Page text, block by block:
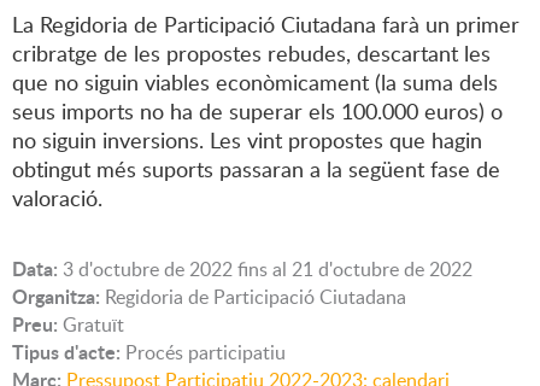
La Regidoria de Participació Ciutadana farà un primer
cribratge de les propostes rebudes, descartant les
que no siguin viables econòmicament (la suma dels
seus imports no ha de superar els 100.000 euros) o
no siguin inversions. Les vint propostes que hagin
obtingut més suports passaran a la següent fase de
valoració.
Data: 3d'octubrede 2022fins al 21 d'octubrede 2022
Organitza: Regidoria de Participació Ciutadana
Preu: Gratuït
Tipus d'acte: Procés participatiu
Marc: Pressupost Participatiu 2022-2023: calendari